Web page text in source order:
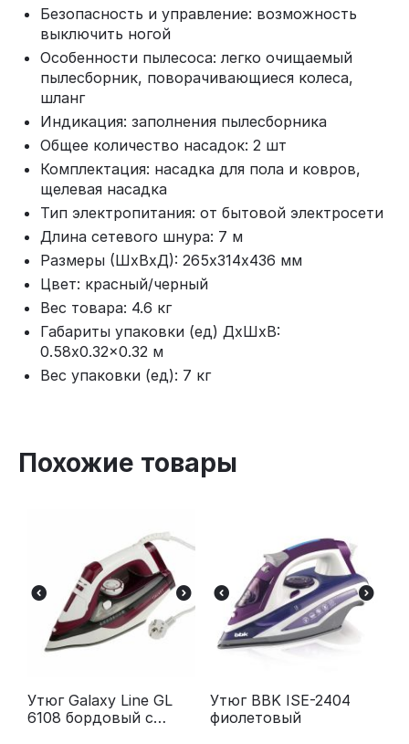
Безопасность и управление: возможность
выключить ногой
Особенности пылесоса: легко очищаемый
пылесборник, поворачивающиеся колеса,
шланг
Индикация: заполнения пылесборника
Общее количество насадок: 2 шт
Комплектация: насадка для пола и ковров,
щелевая насадка
Тип электропитания: от бытовой электросети
Длина сетевого шнура: 7 м
Размеры (ШхВхД): 265х314х436 мм
Цвет: красный/черный
Вес товара: 4.6 кг
Габариты упаковки (ед) ДхШхВ:
0.58x0.32x0.32 м
Вес упаковки (ед): 7 кг
Похожие товары
Утюг Galaxy Line GL
6108 бордовый с
Утюг BBK ISE-2404
фиолетовый